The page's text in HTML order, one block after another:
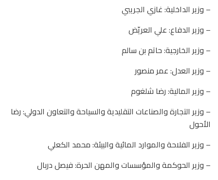
– وزير الداخلية: غازي الجريبي
– وزير الدفاع: علي العريّض
– وزير الخارجية: حاتم بن سالم
– وزير العدل: عمر منصور
– وزير المالية: رضا شلغوم
– وزير التجارة والصناعات التقليدية والسياحة والتعاون الدولي: رضا
الأحول
– وزير الفلاحة والموارد المائية والبيئة: محمد الكعلي
– وزير الحوكمة والمؤسسات والمهن الحرة: فيصل دربال